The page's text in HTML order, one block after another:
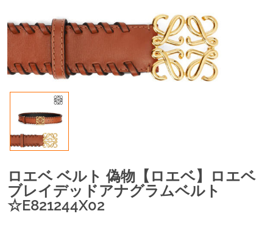
ロエベ ベルト 偽物【ロエベ】ロエベ
ブレイデッドアナグラムベルト
☆E821244X02